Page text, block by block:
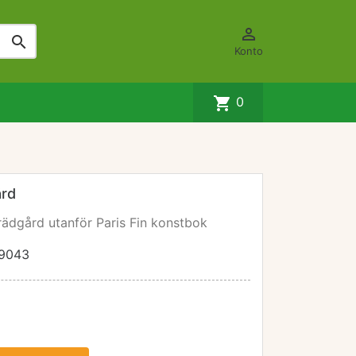
 
Konto
shopping_cart 0
utanför Paris Fin konstbok